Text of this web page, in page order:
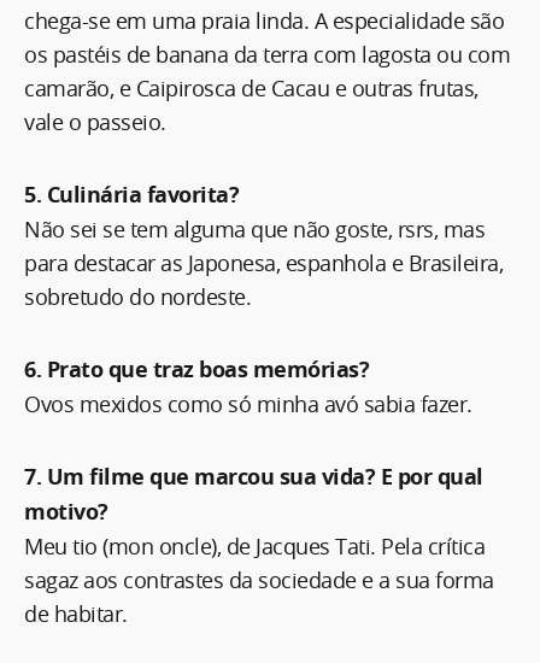
chega-se em uma praia linda. A especialidade são
os pastéis de banana da terra com lagosta ou com
camarão, e Caipirosca de Cacau e outras frutas,
vale o passeio.
5. Culinária favorita?
Não sei se tem alguma que não goste, rsrs, mas
para destacar as Japonesa, espanhola e Brasileira,
sobretudo do nordeste.
6. Prato que traz boas memórias?
Ovos mexidos como só minha avó sabia fazer.
7. Um filme que marcou sua vida? E por qual
motivo?
Meu tio (mon oncle), de Jacques Tati. Pela crítica
sagaz aos contrastes da sociedade e a sua forma
de habitar.